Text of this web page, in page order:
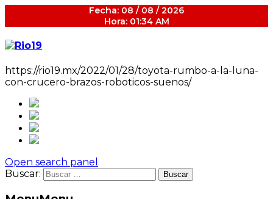
Fecha: 08 / 08 / 2026
Hora: 01:34 AM
https://rio19.mx/2022/01/28/toyota-rumbo-a-la-luna-
con-crucero-brazos-roboticos-suenos/
Open search panel
Buscar: